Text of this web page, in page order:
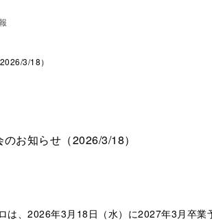
3/18）
お知らせ（2026/3/18）
は、2026年3月18日（水）に2027年3月卒業